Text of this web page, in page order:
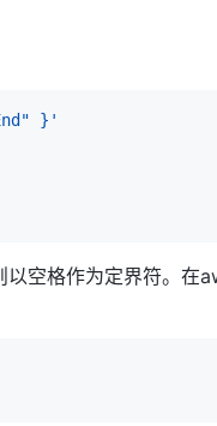
}'
以空格作为定界符。在